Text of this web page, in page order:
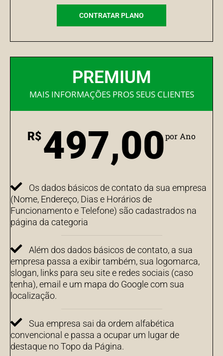
CONTRATAR PLANO
PREMIUM
MAIS INFORMAÇÕES PROS SEUS CLIENTES
R$497,00por Ano
Os dados básicos de contato da sua empresa
(Nome, Endereço, Dias e Horários de
Funcionamento e Telefone) são cadastrados na
página da categoria
Além dos dados básicos de contato, a sua
empresa passa a exibir também, sua logomarca,
slogan, links para seu site e redes sociais (caso
tenha), email e um mapa do Google com sua
localização.
Sua empresa sai da ordem alfabética
convencional e passa a ocupar um lugar de
destaque no Topo da Página.